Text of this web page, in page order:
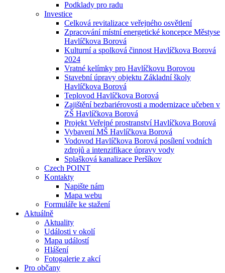
Podklady pro radu
Investice
Celková revitalizace veřejného osvětlení
Zpracování místní energetické koncepce Městyse
Havlíčkova Borová
Kulturní a spolková činnost Havlíčkova Borová
2024
Vratné kelímky pro Havlíčkovu Borovou
Stavební úpravy objektu Základní školy
Havlíčkova Borová
Teplovod Havlíčkova Borová
Zajištění bezbariérovosti a modernizace učeben v
ZŠ Havlíčkova Borová
Projekt Veřejné prostranství Havlíčkova Borová
Vybavení MŠ Havlíčkova Borová
Vodovod Havlíčkova Borová posílení vodních
zdrojů a intenzifikace úpravy vody
Splašková kanalizace Peršíkov
Czech POINT
Kontakty
Napište nám
Mapa webu
Formuláře ke stažení
Aktuálně
Aktuality
Události v okolí
Mapa událostí
Hlášení
Fotogalerie z akcí
Pro občany